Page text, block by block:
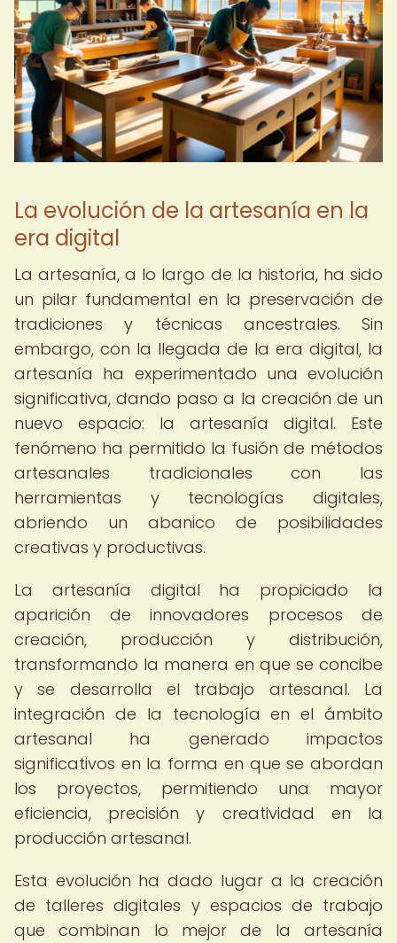
La evolución de la artesanía en la
era digital
La artesanía, a lo largo de la historia, ha sido
un pilar fundamental en la preservación de
tradiciones y técnicas ancestrales. Sin
embargo, con la llegada de la era digital, la
artesanía ha experimentado una evolución
significativa, dando paso a la creación de un
nuevo espacio: la artesanía digital. Este
fenómeno ha permitido la fusión de métodos
artesanales tradicionales con las
herramientas y tecnologías digitales,
abriendo un abanico de posibilidades
creativas y productivas.
La artesanía digital ha propiciado la
aparición de innovadores procesos de
creación, producción y distribución,
transformando la manera en que se concibe
y se desarrolla el trabajo artesanal. La
integración de la tecnología en el ámbito
artesanal ha generado impactos
significativos en la forma en que se abordan
los proyectos, permitiendo una mayor
eficiencia, precisión y creatividad en la
producción artesanal.
Esta evolución ha dado lugar a la creación
de talleres digitales y espacios de trabajo
que combinan lo mejor de la artesanía